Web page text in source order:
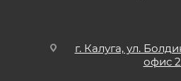
г. Калуга, ул.
офис